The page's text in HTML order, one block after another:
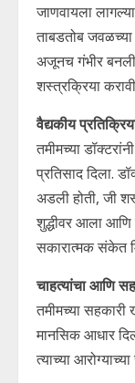
जाणवायला
ताबडतोब
अजूनच गंभीर
शस्त्रक्रिया
वैद्यकीय
तमीमच्या
प्रतिसाद दिला.
अडली होती, जी
शुद्धीवर आला आणि
सकारात्मक संकेत
चाहत्यांचा आणि
तमीमच्या
मानसिक आधार
त्याच्या